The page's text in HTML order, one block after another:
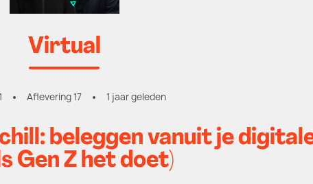
Virtual
Aflevering 17 1 jaar geleden
beleggen vanuit je
Gen Z het doet)